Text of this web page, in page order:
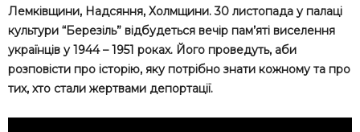
Лемківщини, Надсяння, Холмщини. 30 листопада у палаці
культури “Березіль” відбудеться вечір пам’яті виселення
українців у 1944 – 1951 роках. Його проведуть, аби
розповісти про історію, яку потрібно знати кожному та про
тих, хто стали жертвами депортації.